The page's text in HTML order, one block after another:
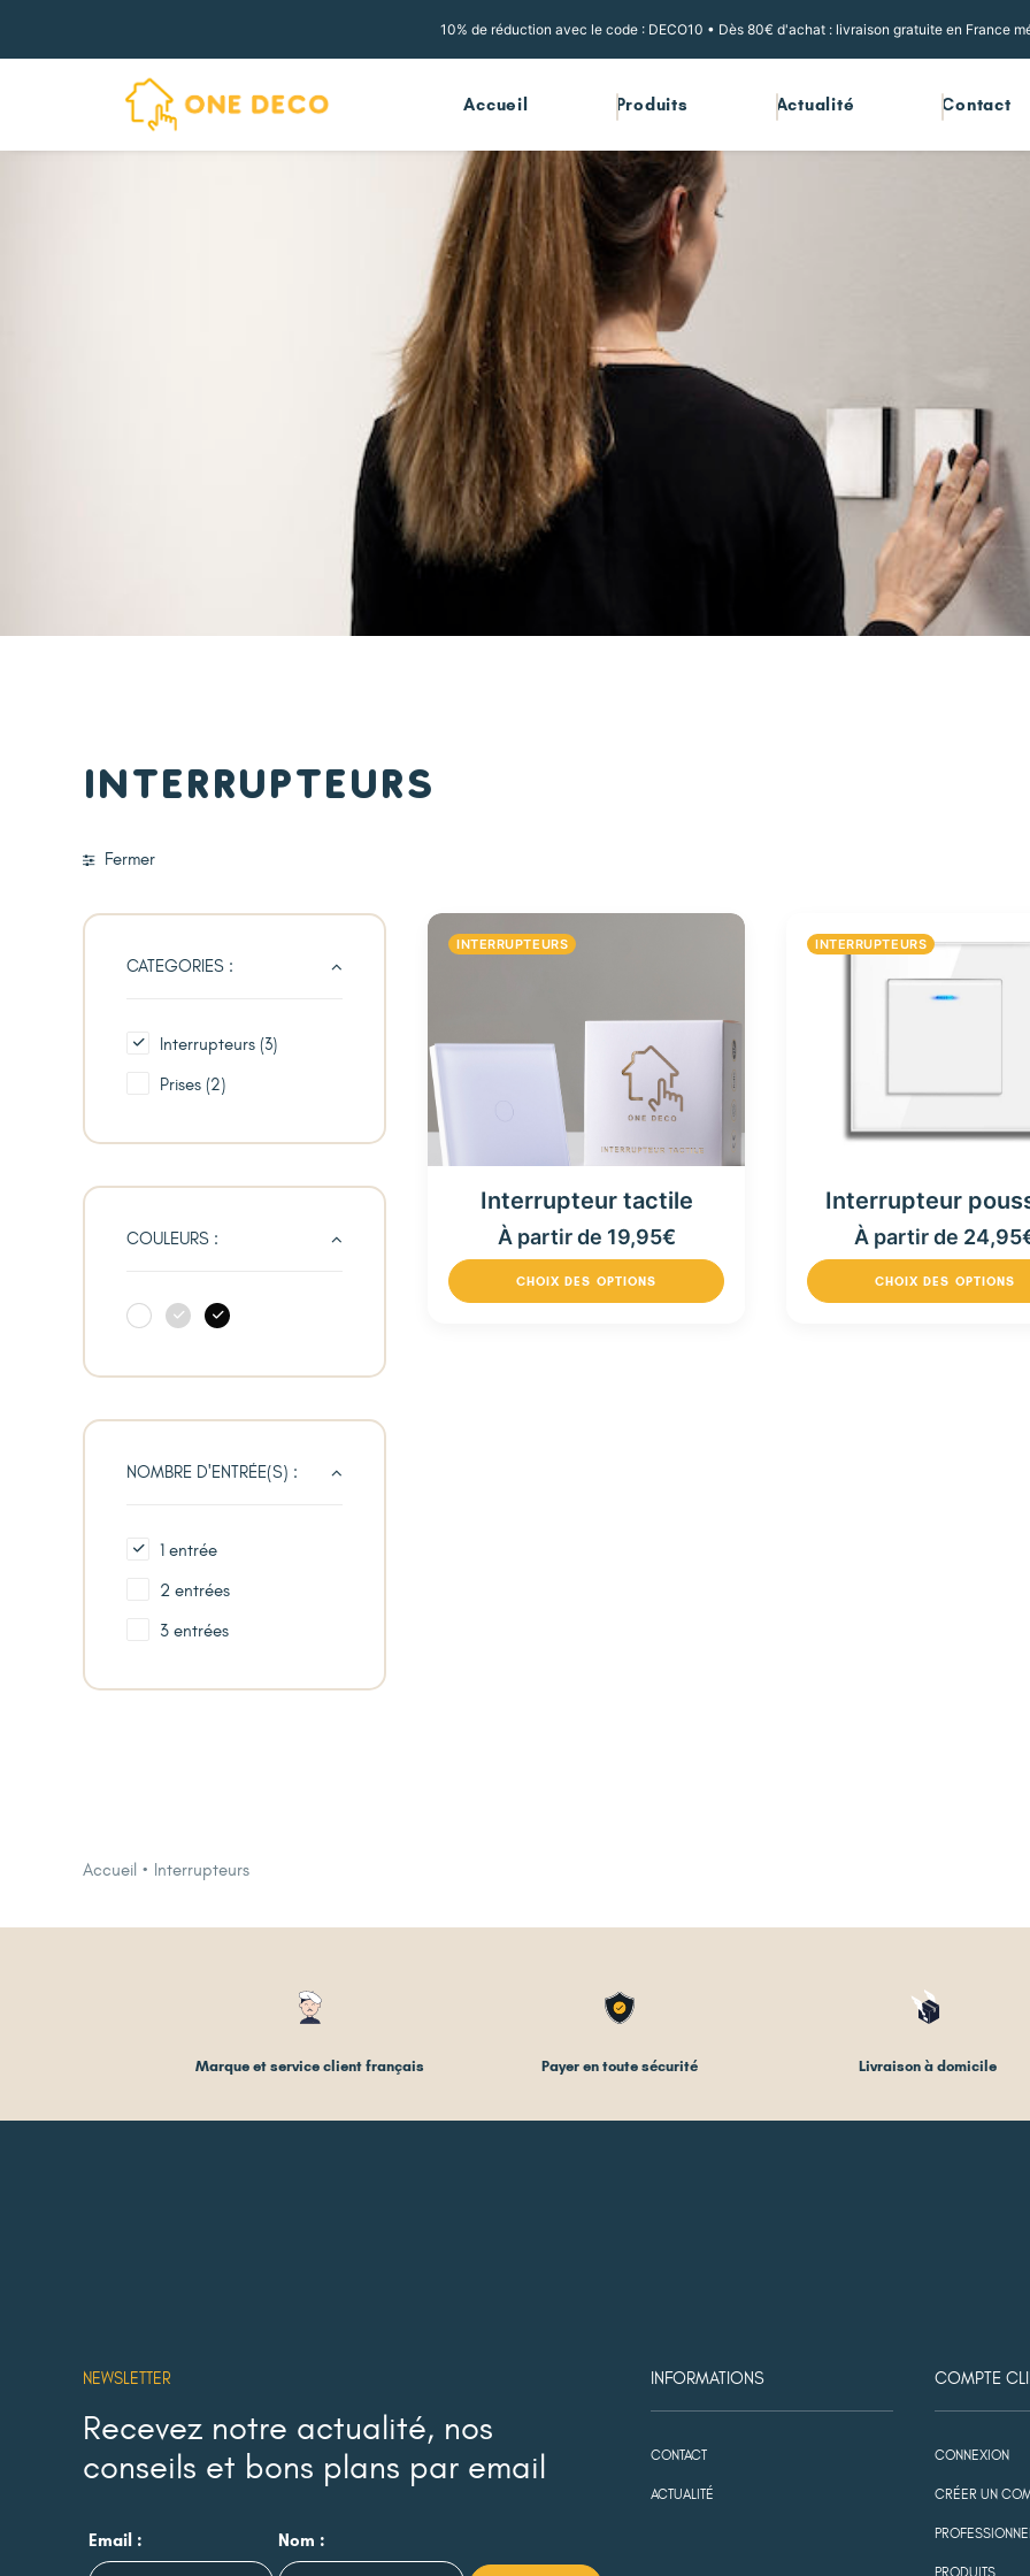
10% de réduction avec le code : DECO10 • Dès 80€ d'achat : livraison gratuite en France
Accueil Produits Actualité Contact
Interrupteurs
Fermer
CATEGORIES :
Interrupteurs (3)
Prises (2)
COULEURS :
NOMBRE D'ENTRÉE(S) :
1 entrée
2 entrées
3 entrées
INTERRUPTEURS
Interrupteur tactile
À partir de 19,95€
CHOIX DES OPTIONS
INTERRUPTEURS
Interrupteur
À partir de 24,95
CHOIX DES OPTIONS
Accueil Interrupteurs
Marque et service client français Payer en toute sécurité Livraison à domicile
NEWSLETTER
Recevez notre actualité, nos
conseils et bons plans par email
Email : Nom :
INFORMATIONS
CONTACT
ACTUALITÉ
COMPTE
CONNEXION
CRÉER UN
PRODUITS